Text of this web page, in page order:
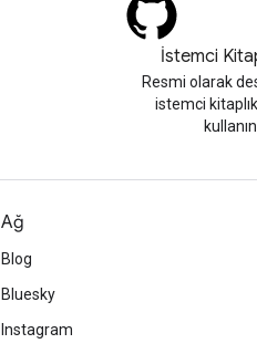
İstemci
Resmi olarak
istemci
kullanın.
Ağ
Blog
Bluesky
Instagram